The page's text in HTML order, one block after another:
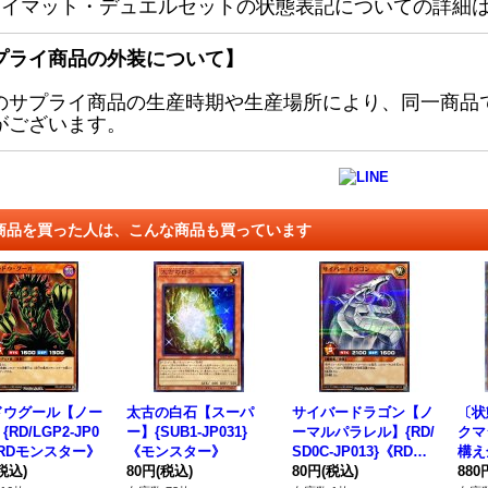
マット・デュエルセットの状態表記についての詳細
ライ商品の外装について】
サプライ商品の生産時期や生産場所により、同一商
ございます。
品を買った人は、こんな商品も買っています
ウグール【ノー
{RD/LGP2-JP0
モンスター》
込)
太古の白石【スーパ
ー】{SUB1-JP031}
《モンスター》
80円(税込)
サイバードラゴン【ノ
ーマルパラレル】{RD/
SD0C-JP013}《RDモ
ンスター》
80円(税込)
〔
ク
構
リ
880